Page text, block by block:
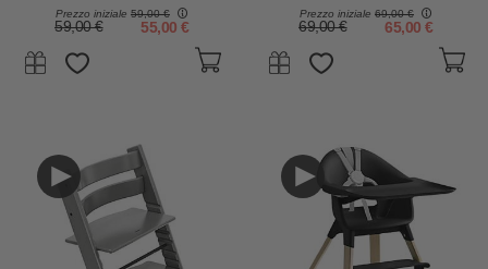
Prezzo iniziale 59,00 €
59,00 € 55,00 €
Prezzo iniziale 69,00 €
69,00 € 65,00 €